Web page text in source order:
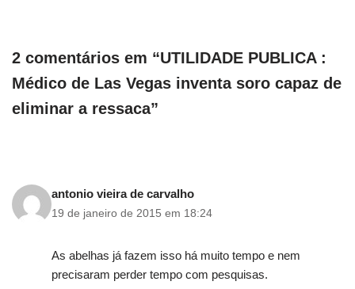
2 comentários em “UTILIDADE PUBLICA :
Médico de Las Vegas inventa soro capaz de
eliminar a ressaca”
antonio vieira de carvalho
19 de janeiro de 2015 em 18:24
As abelhas já fazem isso há muito tempo e nem
precisaram perder tempo com pesquisas.